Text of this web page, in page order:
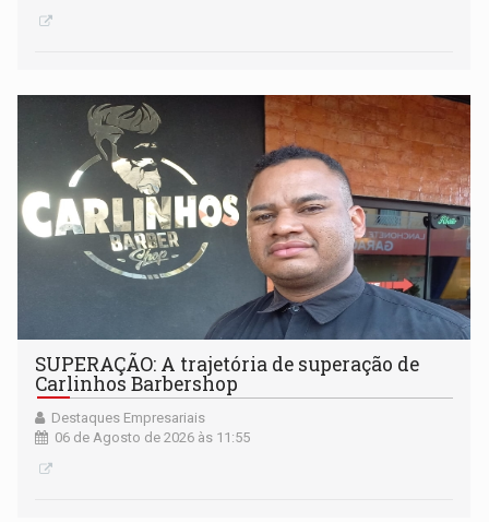
SUPERAÇÃO: A trajetória de superação de
Carlinhos Barbershop
Destaques Empresariais
06 de Agosto de 2026 às 11:55